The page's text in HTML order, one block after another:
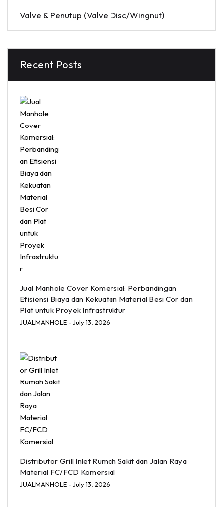
Valve & Penutup (Valve Disc/Wingnut)
Recent Posts
Jual Manhole Cover Komersial: Perbandingan
Efisiensi Biaya dan Kekuatan Material Besi Cor dan
Plat untuk Proyek Infrastruktur
JUALMANHOLE - July 13, 2026
Distributor Grill Inlet Rumah Sakit dan Jalan Raya
Material FC/FCD Komersial
JUALMANHOLE - July 13, 2026